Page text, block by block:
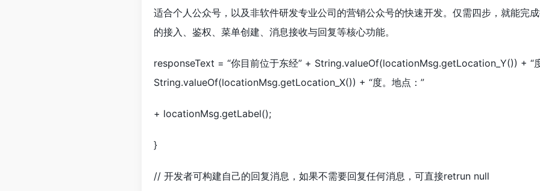
适合个人公众号，以及非软件研发专业公司的营销公众号的快速开发。仅需四步，就能完
的接入、鉴权、菜单创建、消息接收与回复等核心功能。
responseText = “你目前位于东经” + String.valueOf(locationMsg.getLocation_Y()) + “
String.valueOf(locationMsg.getLocation_X()) + “度。地点：”
+ locationMsg.getLabel();
}
// 开发者可构建自己的回复消息，如果不需要回复任何消息，可直接retrun null